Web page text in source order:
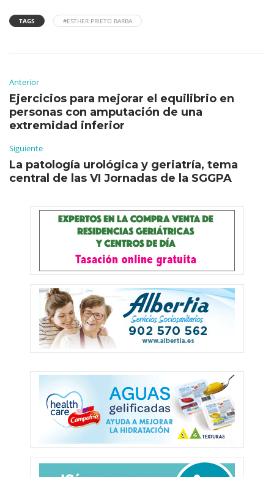
TAGS #ESTHER PRIETO BARBA
Anterior
Ejercicios para mejorar el equilibrio en
personas con amputación de una
extremidad inferior
Siguiente
La patología urológica y geriatría, tema
central de las VI Jornadas de la SGGPA